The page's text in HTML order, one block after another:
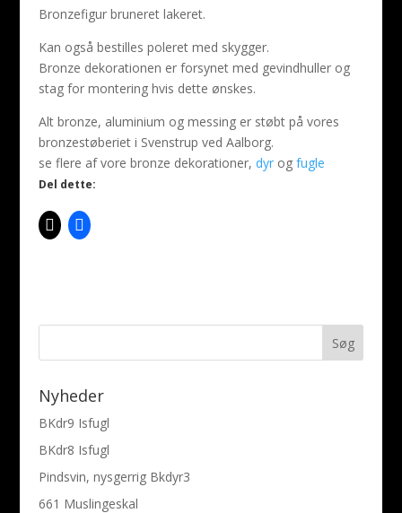
Bronzefigur bruneret lakeret.
Kan også bestilles poleret med skygger.
Bronze dekorationen er forsynet med gevindhuller og
stag for montering hvis dette ønskes.
Alt bronze, aluminium og messing er støbt på vores
bronzestøberiet i Svenstrup ved Aalborg.
se flere af vore bronze dekorationer, dyrog fugle
Del dette:
Nyheder
BKdr9 Isfugl
BKdr8 Isfugl
Pindsvin, nysgerrig Bkdyr3
661 Muslingeskal